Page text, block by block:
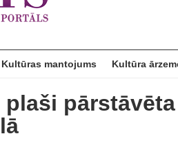
Kultūras mantojums Kultūra